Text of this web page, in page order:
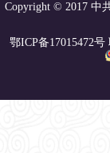
Copyright © 2017 中
鄂ICP备17015472号